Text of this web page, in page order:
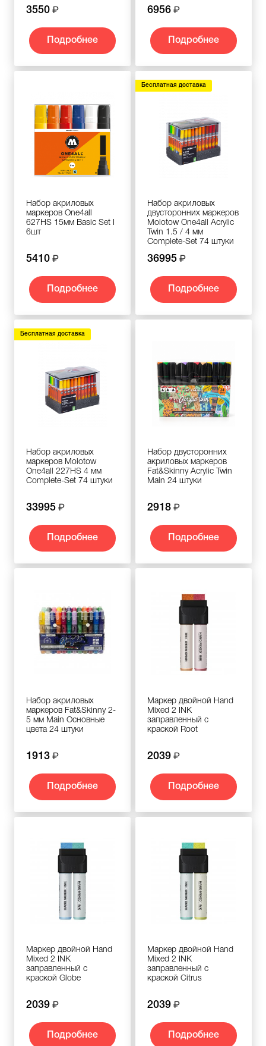
3550
Подробнее
6956
Подробнее
Набор акриловых
маркеров One4all
627HS 15мм Basic Set I
6шт
5410
Подробнее
Бесплатная доставка
Набор акриловых
двусторонних маркеров
Molotow One4all Acrylic
Twin 1.5 / 4 мм
Complete-Set 74 штуки
36995
Подробнее
Бесплатная доставка
Набор акриловых
маркеров Molotow
One4all 227HS 4 мм
Complete-Set 74 штуки
33995
Подробнее
Набор двусторонних
акриловых маркеров
Fat&Skinny Acrylic Twin
Main 24 штуки
2918
Подробнее
Набор акриловых
маркеров Fat&Skinny 2-
5 мм Main Основные
цвета 24 штуки
1913
Подробнее
Маркер двойной Hand
Mixed 2 INK
заправленный с
краской Root
2039
Подробнее
Маркер двойной Hand
Mixed 2 INK
заправленный с
краской Globe
2039
Подробнее
Маркер двойной Hand
Mixed 2 INK
заправленный с
краской Citrus
2039
Подробнее